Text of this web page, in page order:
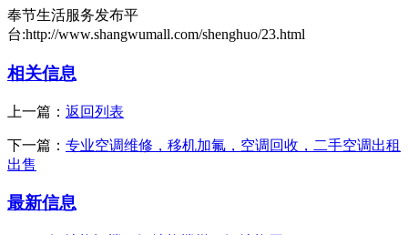
奉节生活服务发布平
台:http://www.shangwumall.com/shenghuo/23.html
相关信息
上一篇： 返回列表
下一篇： 专业空调维修，移机加氟，空调回收，二手空调出租
出售
最新信息